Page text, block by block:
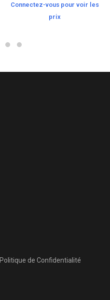
Connectez-vous pour voir les
prix
Politique de Confidentialité